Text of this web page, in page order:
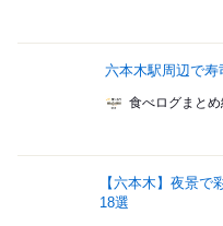
六本木駅周辺で
食べログまと
【六本木】夜景
18選